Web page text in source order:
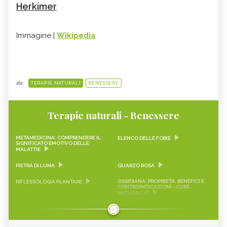
Herkimer
Immagine | Wikipedia
da: TERAPIE NATURALI BENESSERE
Terapie naturali - Benessere
METAMEDICINA: COMPRENDERE IL
SIGNIFICATO EMOTIVO DELLE
MALATTIE
ELENCO DELLE FOBIE
PIETRA DI LUNA QUARZO ROSA
RIFLESSOLOGIA PLANTARE
OSSIDIANA: PROPRIETÀ, BENEFICI E
CONTROINDICAZIONI - CURE-
NATURALI.IT
AVVENTURINA: PROPRIETÀ E BENEFICI
NATURALI.IT
QUARZO CITRINO: LE PROPRIETÀ E
COME SI USA